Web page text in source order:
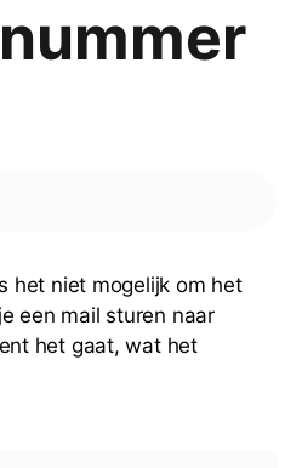
het niet mogelijk om het
een mail sturen naar
het gaat, wat het